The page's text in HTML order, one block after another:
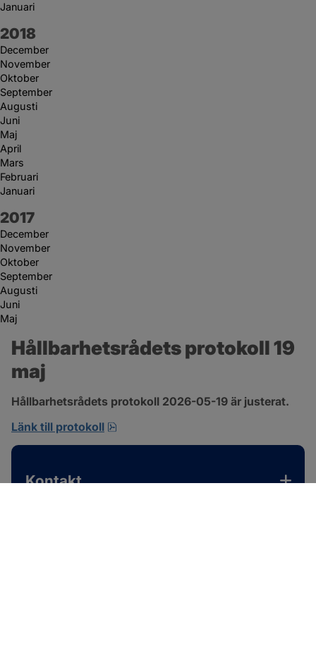
Januari
År:
2018
December
November
Oktober
September
Augusti
Juni
Maj
April
Mars
Februari
Januari
År:
2017
December
November
Oktober
September
Augusti
Juni
Maj
Hållbarhetsrådets protokoll 19
maj
Hållbarhetsrådets protokoll 2026-05-19 är justerat.
Länk till protokoll
Kontakt